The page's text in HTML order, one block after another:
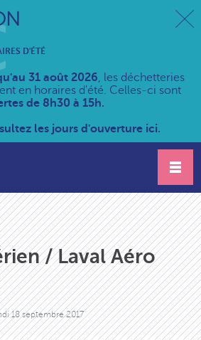
D'ÉTÉ
31 août 2026, les déchetteries
en horaires d'été. Celles-ci sont
de 8h30 à 15h.
les jours d'ouverture ici.
/ Laval Aéro
18 septembre 2017